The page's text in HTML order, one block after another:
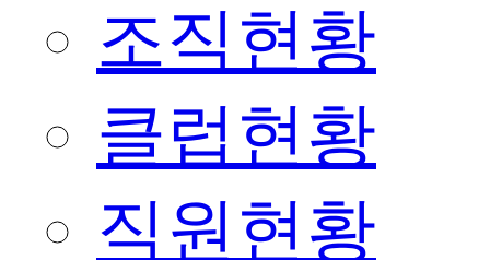
조직현황
클럽현황
직원현황